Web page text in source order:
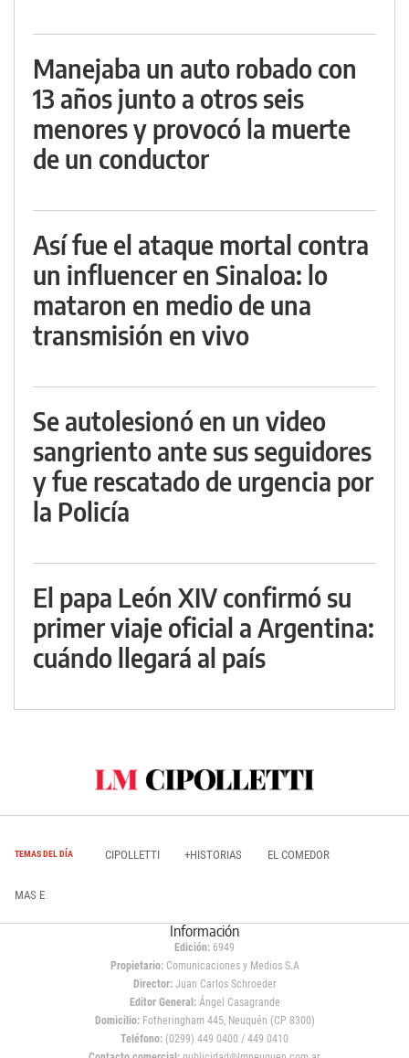
Manejaba un auto robado con
13 años junto a otros seis
menores y provocó la muerte
de un conductor
Así fue el ataque mortal contra
un influencer en Sinaloa: lo
mataron en medio de una
transmisión en vivo
Se autolesionó en un video
sangriento ante sus seguidores
y fue rescatado de urgencia por
la Policía
El papa León XIV confirmó su
primer viaje oficial a Argentina:
cuándo llegará al país
TEMAS DEL DÍA CIPOLLETTI +HISTORIAS EL COMEDOR
MAS E
Información
Edición: 6949
Propietario:Comunicaciones y Medios S.A
Director: Juan Carlos Schroeder
Editor General:Ángel Casagrande
Domicilio:Fotheringham 445, Neuquén (CP 8300)
Teléfono: (0299) 449 0400 / 449 0410